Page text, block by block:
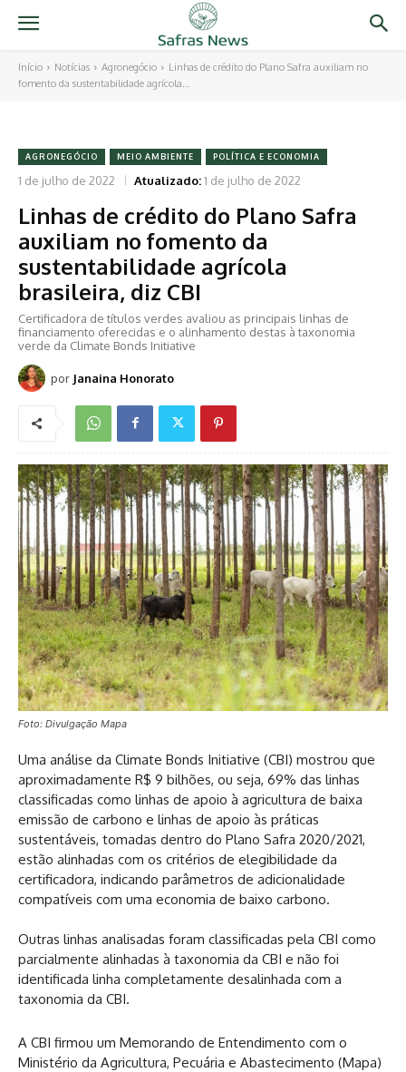
Início Notícias Agronegócio
Linhas de crédito do Plano Safra auxiliam no
fomento da sustentabilidade agrícola...
AGRONEGÓCIO MEIO AMBIENTE POLÍTICA E ECONOMIA
1 de julho de 2022 Atualizado:1 de julho de 2022
Linhas de crédito do Plano Safra
auxiliam no fomento da
sustentabilidade agrícola
brasileira, diz CBI
Certificadora de títulos verdes avaliou as principais linhas de
financiamento oferecidas e o alinhamento destas à taxonomia
verde da Climate Bonds Initiative
por Janaina Honorato
Foto: Divulgação Mapa
Uma análise da Climate Bonds Initiative (CBI) mostrou que
aproximadamente R$ 9 bilhões, ou seja, 69% das linhas
classificadas como linhas de apoio à agricultura de baixa
emissão de carbono e linhas de apoio às práticas
sustentáveis, tomadas dentro do Plano Safra 2020/2021,
estão alinhadas com os critérios de elegibilidade da
certificadora, indicando parâmetros de adicionalidade
compatíveis com uma economia de baixo carbono.
Outras linhas analisadas foram classificadas pela CBI como
parcialmente alinhadas à taxonomia da CBI e não foi
identificada linha completamente desalinhada com a
taxonomia da CBI.
A CBI firmou um Memorando de Entendimento com o
Ministério da Agricultura, Pecuária e Abastecimento (Mapa)